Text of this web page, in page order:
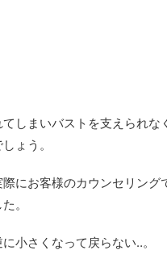
しまいバストを支えられな
ょう。
にお客様のカウンセリング
。
小さくなって戻らない‥。